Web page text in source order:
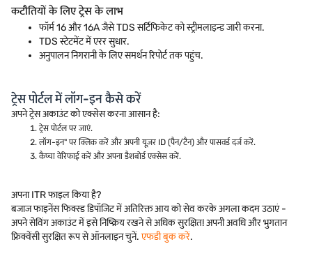
कटौतियों के लिए ट्रेस के लाभ
फॉर्म 16 और 16A जैसे TDS सर्टिफिकेट को स्ट्रीमलाइन्ड जारी करना.
TDS स्टेटमेंट में एरर सुधार.
अनुपालन निगरानी के लिए समर्थन रिपोर्ट तक पहुंच.
ट्रेस पोर्टल में लॉग-इन कैसे करें
अपने ट्रेस अकाउंट को एक्सेस करना आसान है:
ट्रेस पोर्टल पर जाएं.
लॉग-इन" पर क्लिक करें और अपनी यूज़र ID (पैन/टैन) और पासवर्ड दर्ज करें.
कैप्चा वेरिफाई करें और अपना डैशबोर्ड एक्सेस करें.
अपना ITR फाइल किया है?
बजाज फाइनेंस फिक्स्ड डिपॉजिट में अतिरिक्त आय को सेव करके अगला कदम उठाएं -
अपने सेविंग अकाउंट में इसे निष्क्रिय रखने से अधिक सुरक्षित! अपनी अवधि और भुगतान
फ्रिक्वेंसी सुरक्षित रूप से ऑनलाइन चुनें.एफडी बुक करें.